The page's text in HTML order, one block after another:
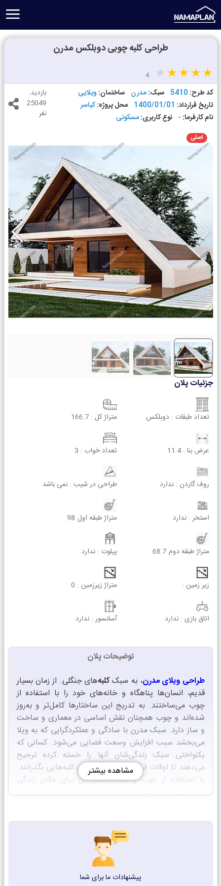
طراحی کلبه چوبی دوبلکس مدرن
4
کد طرح: 5410 سبک:مدرن ساختمان:ویلایی
تاریخ قرارداد: 1400/01/01 محل پروژه:کیاسر
نام کارفرما: - نوع کاربری:مسکونی
بازدید:
25049
نفر
اصلی
جزئیات پلان
تعداد طبقات :دوبلکس متراژ کل :166.7
عرض بنا :11.4 تعداد خواب : 3
روف گاردن :ندارد طراحی در شیب :نمی باشد
استخر :ندارد متراژ طبقه اول 98
متراژ طبقه دوم 68.7 پیلوت :ندارد
زیر زمین : متراژ زیرزمین : 0
اتاق بازی :ندارد آسانسور :ندارد
توضیحات پلان
طراحی ویلای مدرن، به سبککلبه‌های جنگلی. از زمان بسیار
قدیم، انسان‌ها پناهگاه و خانه‌های خود را با استفاده از
چوب می‌ساختند. به تدریج این ساختارها کامل‌تر و به‌روز
شده‌اند و چوب همچنان نقش اساسی در معماری و ساخت
و ساز دارد. سبک مدرن با سادگی و عملکردگرایی که به ویلا
می‌بخشد سبب افزایش وسعت فضایی می‌شود. کسانی که
یکنواختی سبک زندگی‌شان آنها را خسته کرده ترجیح
می‌دهند تا اوقات فراغت خود را در چنین کلبه‌هایی بگذرانند.
با استفاده از چوب و رنگ جذاب آن برای مکان زندگی
می‌توان حسی متفاوت را تجربه نمود و از بودن در این
بیننده متفاوت جلوه داده است.
طراحان این پروژه تلاش کرده‌اند با استفاده از رنگ مشکی
فریم پنجره ها و قالب آن‌ها نوعی تقابل را در نما ایجاد کنند.
این ویلا بسیار مناسب برای اجرا و ساخت در
مشاهده بیشتر
پیشنهادات ما برای شما